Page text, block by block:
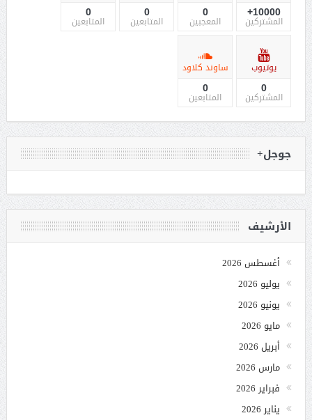
10000+
المشتركين
0
المعجبين
0
المتابعين
0
المتابعين
يوتيوب
0
المشتركين
ساوند كلاود
0
المتابعين
جوجل+
الأرشيف
أغسطس 2026
يوليو 2026
يونيو 2026
مايو 2026
أبريل 2026
مارس 2026
فبراير 2026
يناير 2026